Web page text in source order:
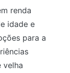
renda
idade e
para a
velha